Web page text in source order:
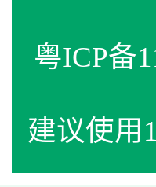
粤ICP备
建议使用